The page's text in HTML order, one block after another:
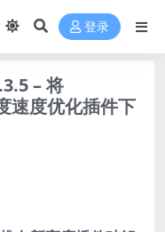
登录
– 将
速度优化插件下